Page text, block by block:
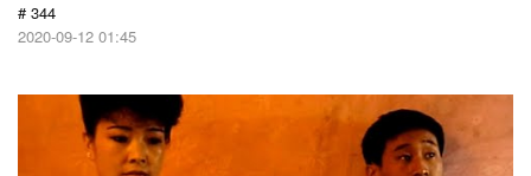
# 344
2020-09-12 01:45